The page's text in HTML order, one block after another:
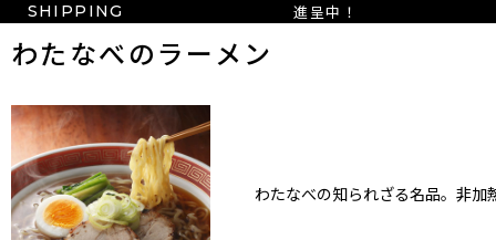
SHIPPING
進呈中！
わたなべのラーメン
わたなべの知られざる名品。非加